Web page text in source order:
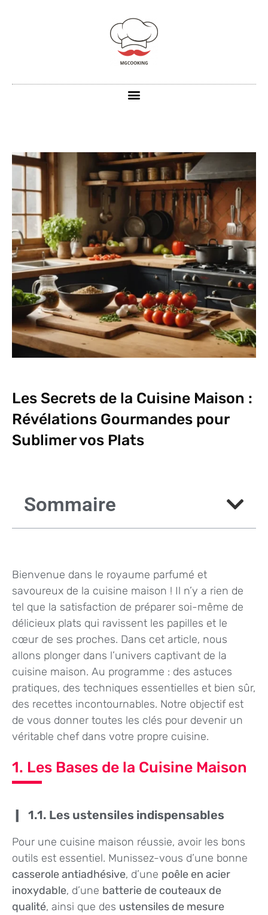
Les Secrets de la Cuisine Maison :
Révélations Gourmandes pour
Sublimer vos Plats
Sommaire
Bienvenue dans le royaume parfumé et
savoureux de la cuisine maison ! Il n’y a rien de
tel que la satisfaction de préparer soi-même de
délicieux plats qui ravissent les papilles et le
cœur de ses proches. Dans cet article, nous
allons plonger dans l’univers captivant de la
cuisine maison. Au programme : des astuces
pratiques, des techniques essentielles et bien sûr,
des recettes incontournables. Notre objectif est
de vous donner toutes les clés pour devenir un
véritable chef dans votre propre cuisine.
1. Les Bases de la Cuisine Maison
1.1. Les ustensiles indispensables
Pour une cuisine maison réussie, avoir les bons
outils est essentiel. Munissez-vous d’une bonne
casserole antiadhésive, d’une poêle en acier
inoxydable, d’une batterie de couteaux de
qualité, ainsi que des ustensiles de mesure